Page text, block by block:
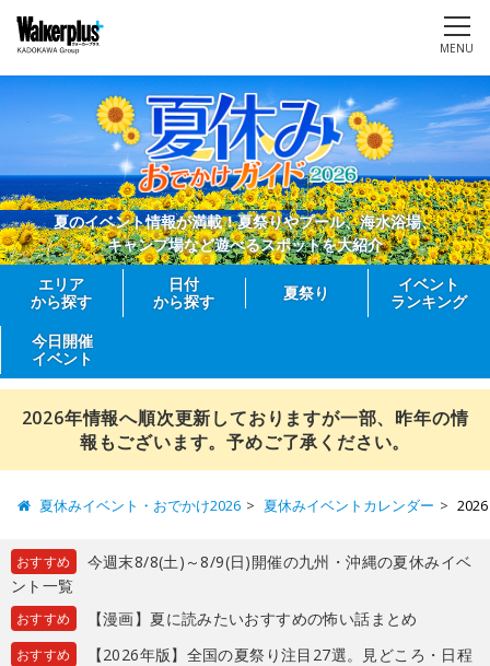
MENU
夏のイベント情報が満載！夏祭りやプール、海水浴場、
キャンプ場など遊べるスポットを大紹介
エリア
から探す
日付
から探す
夏祭り
イベント
ランキング
今日開催
イベント
2026年情報へ順次更新しておりますが一部、昨年の情
報もございます。予めご了承ください。
夏休みイベント・おでかけ2026 夏休みイベントカレンダー
おすすめ
今週末8/8(土)～8/9(日)開催の九州・沖縄の夏休みイベ
ント一覧
おすすめ 【漫画】夏に読みたいおすすめの怖い話まとめ
おすすめ
【2026年版】全国の夏祭り注目27選。見どころ・日程